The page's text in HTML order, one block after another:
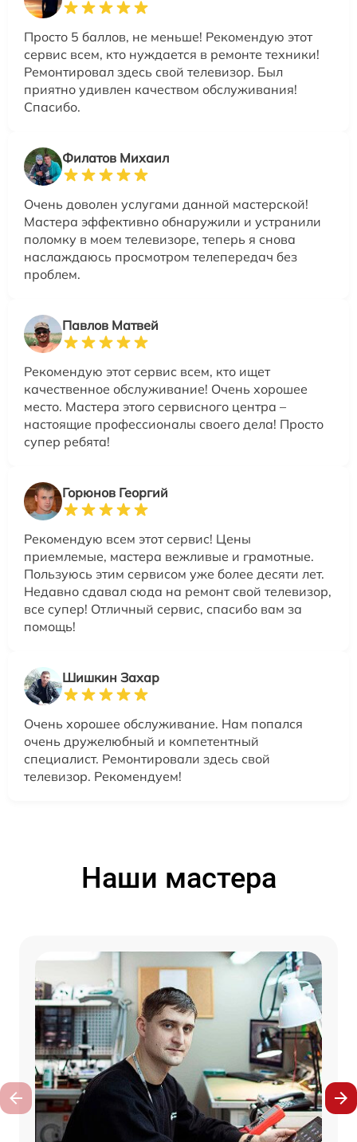
Просто 5 баллов, не меньше! Рекомендую этот
сервис всем, кто нуждается в ремонте техники!
Ремонтировал здесь свой телевизор. Был
приятно удивлен качеством обслуживания!
Спасибо.
Филатов Михаил
Очень доволен услугами данной мастерской!
Мастера эффективно обнаружили и устранили
поломку в моем телевизоре, теперь я снова
наслаждаюсь просмотром телепередач без
проблем.
Павлов Матвей
Рекомендую этот сервис всем, кто ищет
качественное обслуживание! Очень хорошее
место. Мастера этого сервисного центра –
настоящие профессионалы своего дела! Просто
супер ребята!
Горюнов Георгий
Рекомендую всем этот сервис! Цены
приемлемые, мастера вежливые и грамотные.
Пользуюсь этим сервисом уже более десяти лет.
Недавно сдавал сюда на ремонт свой телевизор,
все супер! Отличный сервис, спасибо вам за
помощь!
Шишкин Захар
Очень хорошее обслуживание. Нам попался
очень дружелюбный и компетентный
специалист. Ремонтировали здесь свой
телевизор. Рекомендуем!
Наши мастера